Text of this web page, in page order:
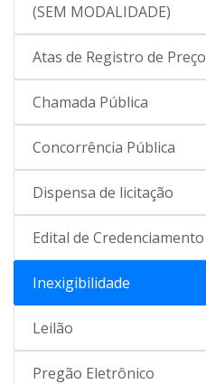
(SEM MODALIDADE)
Atas de Registro de Preço
Chamada Pública
Concorrência Pública
Dispensa de licitação
Edital de Credenciamento
Inexigibilidade
Leilão
Pregão Eletrônico